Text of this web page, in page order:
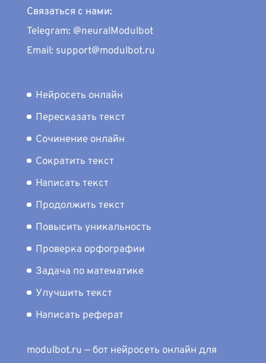
Связаться с нами:
Telegram: @neuralModulbot
Email: support@modulbot.ru
Нейросеть онлайн
Пересказать текст
Сочинение онлайн
Сократить текст
Написать текст
Продолжить текст
Повысить уникальность
Проверка орфографии
Задача по математике
Улучшить текст
Написать реферат
modulbot.ru — бот нейросеть онлайн для